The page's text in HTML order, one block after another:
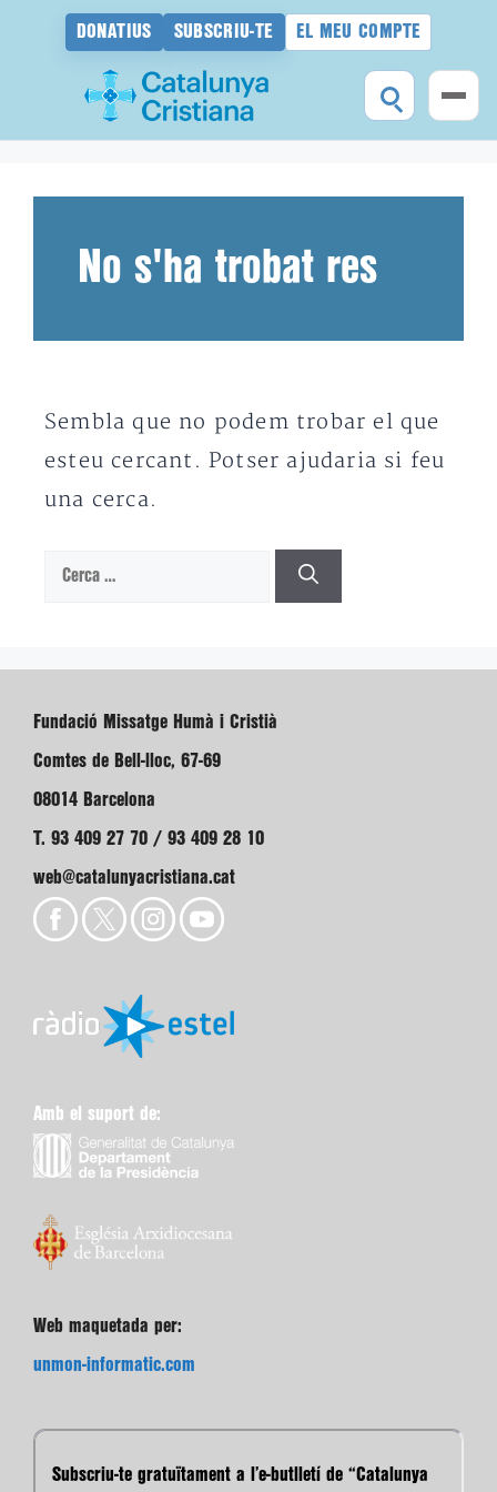
DONATIUS SUBSCRIU-TE EL MEU COMPTE
No s'ha trobat res
Sembla que no podem trobar el que
esteu cercant. Potser ajudaria si feu
una cerca.
Cerca:
Fundació Missatge Humà i Cristià
Comtes de Bell-lloc, 67-69
08014 Barcelona
T. 93 409 27 70 / 93 409 28 10
web@catalunyacristiana.cat
Amb el suport de:
Web maquetada per:
unmon-informatic.com
Subscriu-te gratuïtament a l’e-butlletí de “Catalunya